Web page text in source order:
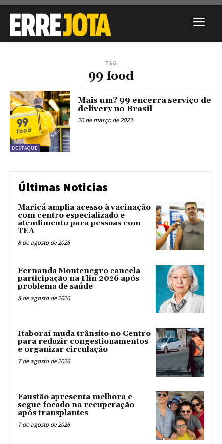
TAG
99 food
DESTAQUE
Mais um? 99 encerra serviço de
delivery no Brasil
20 de março de 2023
Últimas Noticias
Maricá amplia acesso à vacinação
com centro especializado e
atendimento para pessoas com
TEA
8 de agosto de 2026
Fernanda Montenegro cancela
participação na Flin 2026 após
problema de saúde
8 de agosto de 2026
Itaboraí muda trânsito no Centro
para reduzir congestionamentos
e organizar circulação
7 de agosto de 2026
Faustão apresenta melhora e
segue focado na recuperação
após transplantes
7 de agosto de 2026